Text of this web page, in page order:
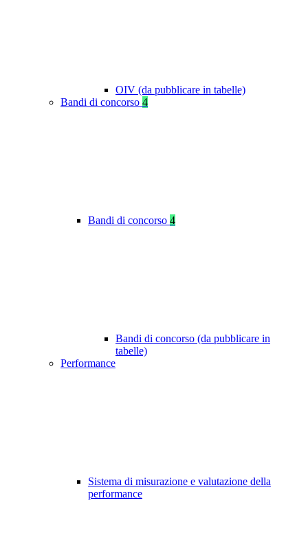
OIV (da pubblicare in tabelle)
Bandi di concorso 4
Bandi di concorso 4
Bandi di concorso (da pubblicare in
tabelle)
Performance
Sistema di misurazione e valutazione della
performance